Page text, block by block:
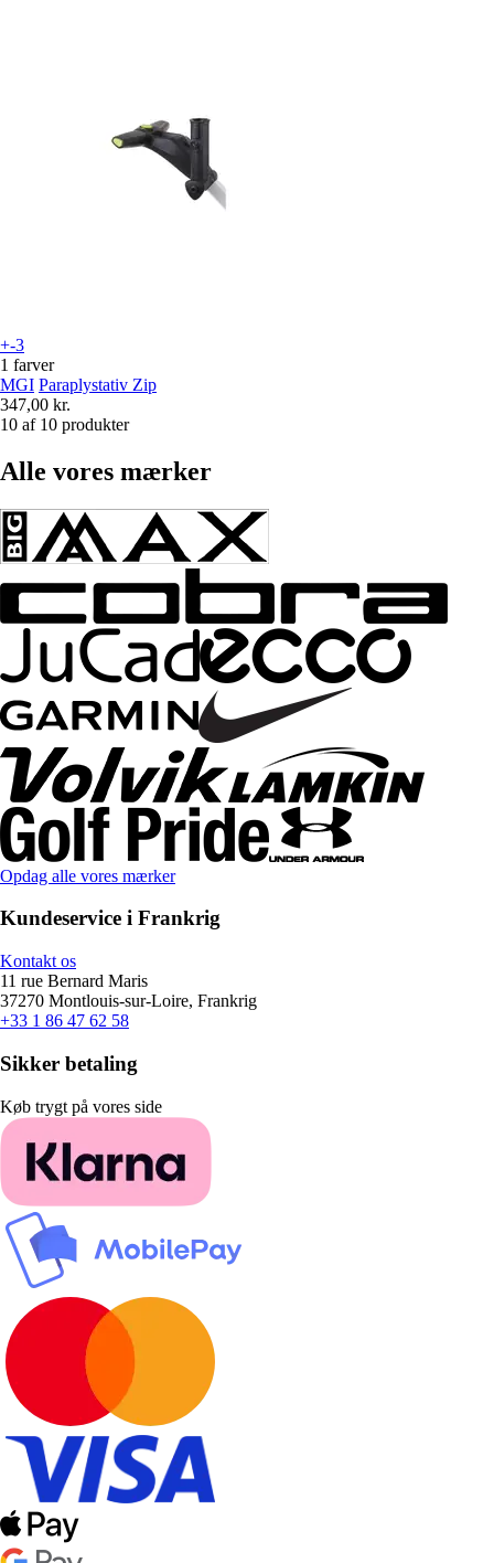
+-3
1 farver
MGI Paraplystativ Zip
347,00 kr.
10 af 10 produkter
Alle vores mærker
Opdag alle vores mærker
Kundeservice i Frankrig
Kontakt os
11 rue Bernard Maris
37270 Montlouis-sur-Loire, Frankrig
+33 1 86 47 62 58
Sikker betaling
Køb trygt på vores side